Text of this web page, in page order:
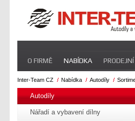
Přeskočit
navigaci
O FIRMĚ NABÍDKA
Inter-Team CZ Nabídka Autodíly
Přeskočit
navigaci
Autodíly
Nářadí a vybavení dílny